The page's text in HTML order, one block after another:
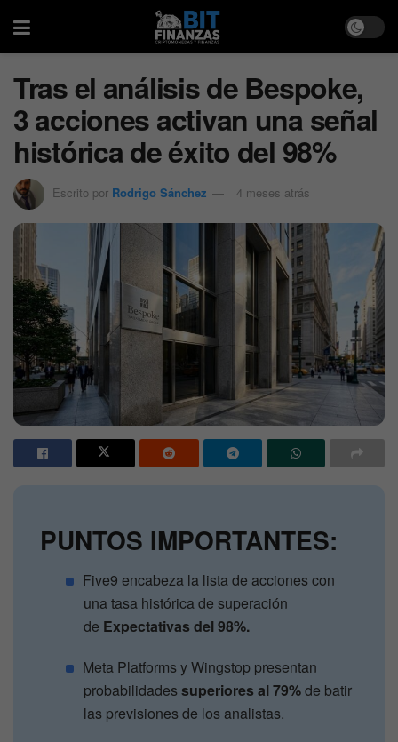
Tras el análisis de Bespoke,
3 acciones activan una señal
histórica de éxito del 98%
Escrito por Rodrigo Sánchez 4 meses atrás
PUNTOS IMPORTANTES:
Five9 encabeza la lista de acciones con
una tasa histórica de superación
de Expectativas del 98%.
Meta Platforms y Wingstop presentan
probabilidadessuperiores al 79%de batir
las previsiones de los analistas.